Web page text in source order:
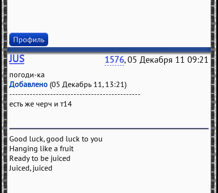
Профиль
JUS 1576, 05 Декабря 11 09:21
погоди-ка
Добавлено (05 Декабрь 11, 13:21)
---------------------------------------------
есть же черч и т14
Good luck, good luck to you
Hanging like a fruit
Ready to be juiced
Juiced, juiced